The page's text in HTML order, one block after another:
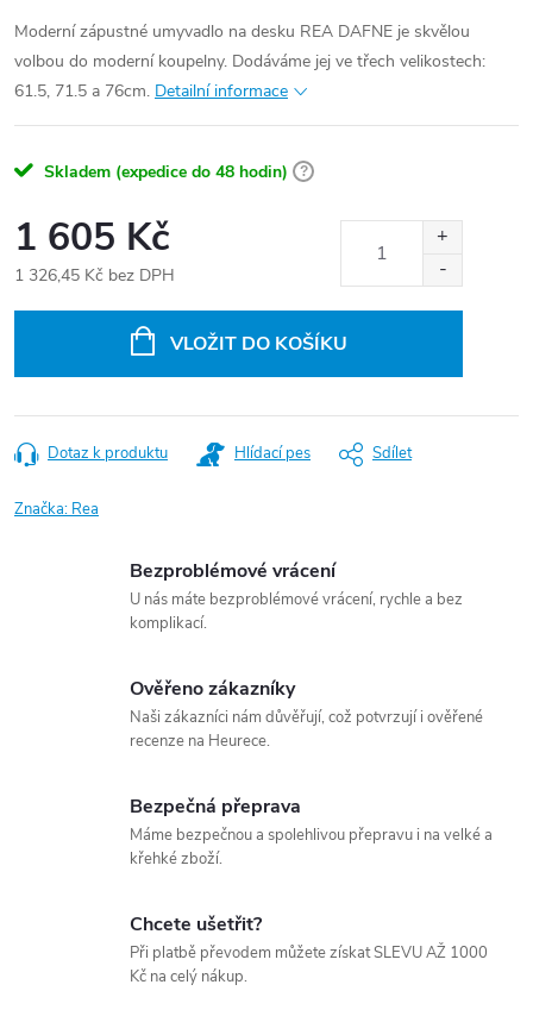
Moderní zápustné umyvadlo na desku REA DAFNE je skvělou
volbou do moderní koupelny. Dodáváme jej ve třech velikostech:
61.5, 71.5 a 76cm. Detailní informace
Skladem (expedice do 48 hodin) ?
1 605 Kč
1 326,45 Kč bez DPH
VLOŽIT DO KOŠÍKU
Dotaz k produktu Hlídací pes Sdílet
Značka: Rea
Bezproblémové vrácení
U nás máte bezproblémové vrácení, rychle a bez
komplikací.
Ověřeno zákazníky
Naši zákazníci nám důvěřují, což potvrzují i ověřené
recenze na Heurece.
Bezpečná přeprava
Máme bezpečnou a spolehlivou přepravu i na velké a
křehké zboží.
Chcete ušetřit?
Při platbě převodem můžete získat SLEVU AŽ 1000
Kč na celý nákup.